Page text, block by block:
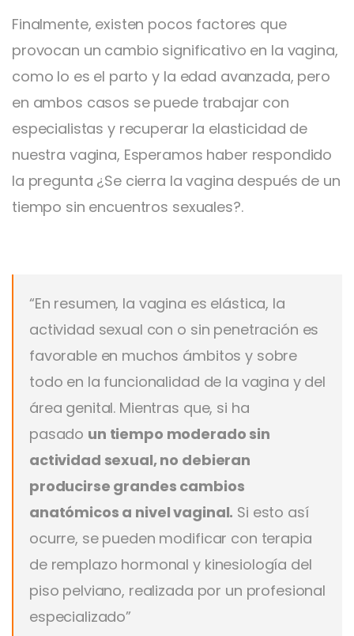
Finalmente, existen pocos factores que
provocan un cambio significativo en la vagina,
como lo es el parto y la edad avanzada, pero
en ambos casos se puede trabajar con
especialistas y recuperar la elasticidad de
nuestra vagina, Esperamos haber respondido
la pregunta ¿Se cierra la vagina después de un
tiempo sin encuentros sexuales?.
“En resumen, la vagina es elástica, la
actividad sexual con o sin penetración es
favorable en muchos ámbitos y sobre
todo en la funcionalidad de la vagina y del
área genital. Mientras que, si ha
pasado un tiempo moderado sin
actividad sexual, no debieran
producirse grandes cambios
anatómicos a nivel vaginal. Si esto así
ocurre, se pueden modificar con terapia
de remplazo hormonal y kinesiología del
piso pelviano, realizada por un profesional
especializado”